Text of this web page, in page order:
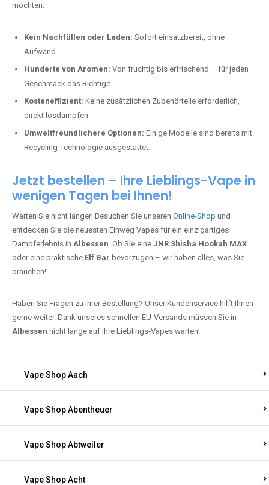
möchten:
Kein Nachfüllen oder Laden: Sofort einsatzbereit, ohne
Aufwand.
Hunderte von Aromen: Von fruchtig bis erfrischend – für jeden
Geschmack das Richtige.
Kosteneffizient: Keine zusätzlichen Zubehörteile erforderlich,
direkt losdampfen.
Umweltfreundlichere Optionen: Einige Modelle sind bereits mit
Recycling-Technologie ausgestattet.
Jetzt bestellen – Ihre Lieblings-Vape in
wenigen Tagen bei Ihnen!
Warten Sie nicht länger! Besuchen Sie unseren Online-Shop und
entdecken Sie die neuesten Einweg Vapes für ein einzigartiges
Dampferlebnis in Albessen. Ob Sie eine JNR Shisha Hookah MAX
oder eine praktische Elf Bar bevorzugen – wir haben alles, was Sie
brauchen!
Haben Sie Fragen zu Ihrer Bestellung? Unser Kundenservice hilft Ihnen
gerne weiter. Dank unseres schnellen EU-Versands müssen Sie in
Albessen nicht lange auf Ihre Lieblings-Vapes warten!
Vape Shop Aach
Vape Shop Abentheuer
Vape Shop Abtweiler
Vape Shop Acht